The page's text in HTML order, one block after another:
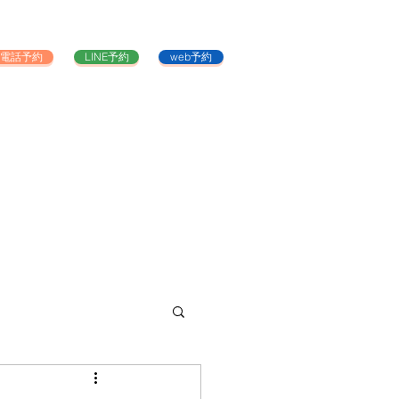
電話予約 LINE予約 web予約